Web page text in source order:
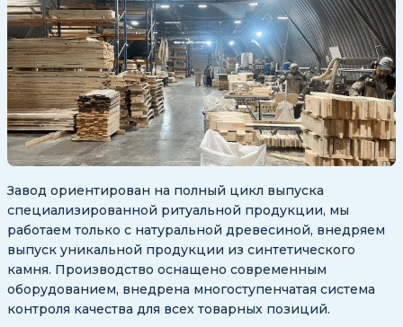
Завод ориентирован на полный цикл выпуска
специализированной ритуальной продукции, мы
работаем только с натуральной древесиной, внедряем
выпуск уникальной продукции из синтетического
камня. Производство оснащено современным
оборудованием, внедрена многоступенчатая система
контроля качества для всех товарных позиций.